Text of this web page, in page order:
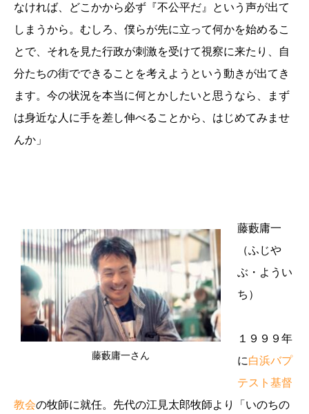
なければ、どこかから必ず『不公平だ』という声が出て
しまうから。むしろ、僕らが先に立って何かを始めるこ
とで、それを見た行政が刺激を受けて視察に来たり、自
分たちの街でできることを考えようという動きが出てき
ます。今の状況を本当に何とかしたいと思うなら、まず
は身近な人に手を差し伸べることから、はじめてみませ
んか」
藤藪庸一さん
藤藪庸一
（ふじや
ぶ・ようい
ち）
１９９９年
に白浜バプ
テスト基督
教会の牧師に就任。先代の江見太郎牧師より「いのちの